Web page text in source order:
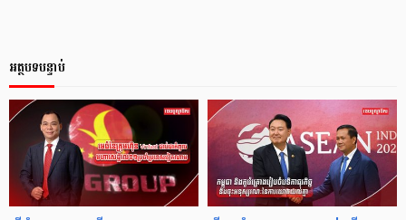
អត្ថបទបន្ទាប់